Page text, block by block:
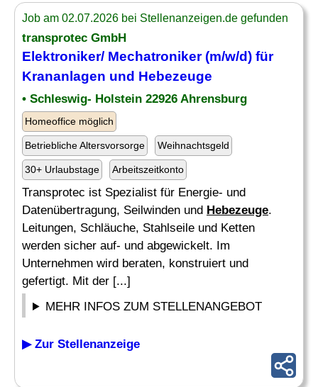
Job am 02.07.2026 bei Stellenanzeigen.de gefunden
transprotec GmbH
Elektroniker/ Mechatroniker (m/w/d) für
Krananlagen und Hebezeuge
• Schleswig- Holstein 22926 Ahrensburg
Homeoffice möglich
Betriebliche Altersvorsorge Weihnachtsgeld
30+ Urlaubstage Arbeitszeitkonto
Transprotec ist Spezialist für Energie- und
Datenübertragung, Seilwinden und Hebezeuge.
Leitungen, Schläuche, Stahlseile und Ketten
werden sicher auf- und abgewickelt. Im
Unternehmen wird beraten, konstruiert und
gefertigt. Mit der [...]
MEHR INFOS ZUM STELLENANGEBOT
▶ Zur Stellenanzeige